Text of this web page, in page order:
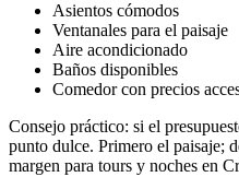
Asientos cómodos
Ventanales para el paisaje
Aire acondicionado
Baños disponibles
Comedor con precios
Consejo práctico: si el
punto dulce. Primero el paisaje;
margen para tours y noches en